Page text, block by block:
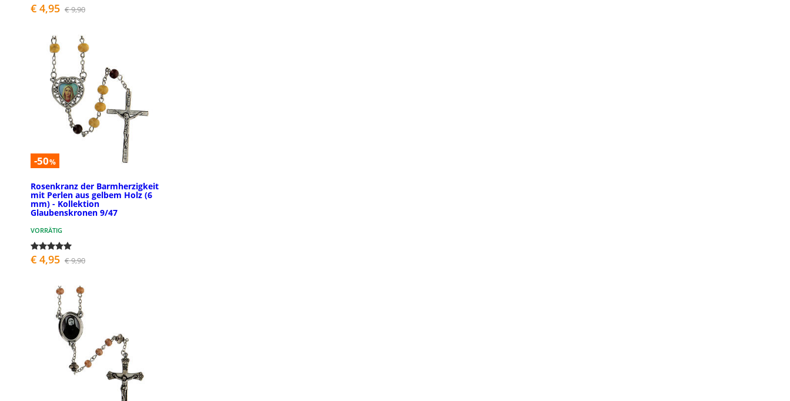
€ 4,95 € 9,90
-50%
Rosenkranz der Barmherzigkeit
mit Perlen aus gelbem Holz (6
mm) - Kollektion
Glaubenskronen 9/47
VORRÄTIG
€ 4,95 € 9,90